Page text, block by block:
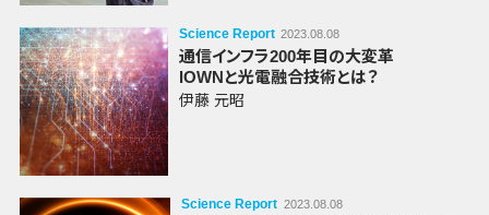
Science Report 2023.08.08
通信インフラ200年目の大変革
IOWNと光電融合技術とは？
伊藤 元昭
Science Report 2023.08.08